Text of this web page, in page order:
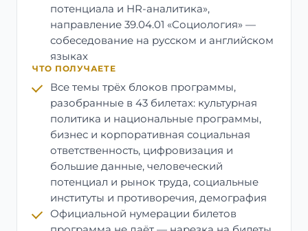
потенциала и HR-аналитика»,
направление 39.04.01 «Социология» —
собеседование на русском и английском
языках
ЧТО ПОЛУЧАЕТЕ
Все темы трёх блоков программы,
разобранные в 43 билетах: культурная
политика и национальные программы,
бизнес и корпоративная социальная
ответственность, цифровизация и
большие данные, человеческий
потенциал и рынок труда, социальные
институты и противоречия, демография
Официальной нумерации билетов